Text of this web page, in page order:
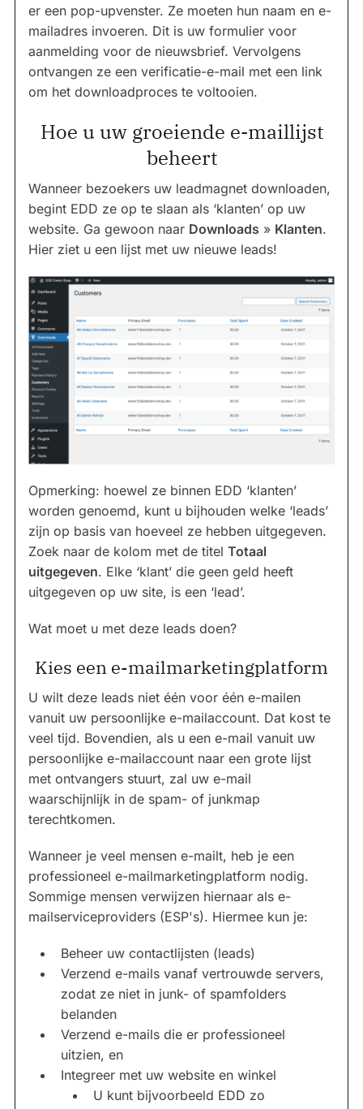
er een pop-upvenster. Ze moeten hun naam en e-
mailadres invoeren. Dit is uw formulier voor
aanmelding voor de nieuwsbrief. Vervolgens
ontvangen ze een verificatie-e-mail met een link
om het downloadproces te voltooien.
Hoe u uw groeiende e-maillijst
beheert
Wanneer bezoekers uw leadmagnet downloaden,
begint EDD ze op te slaan als ‘klanten’ op uw
website. Ga gewoon naar Downloads » Klanten.
Hier ziet u een lijst met uw nieuwe leads!
Opmerking: hoewel ze binnen EDD ‘klanten’
worden genoemd, kunt u bijhouden welke ‘leads’
zijn op basis van hoeveel ze hebben uitgegeven.
Zoek naar de kolom met de titel Totaal
uitgegeven. Elke ‘klant’ die geen geld heeft
uitgegeven op uw site, is een ‘lead’.
Wat moet u met deze leads doen?
Kies een e-mailmarketingplatform
U wilt deze leads niet één voor één e-mailen
vanuit uw persoonlijke e-mailaccount. Dat kost te
veel tijd. Bovendien, als u een e-mail vanuit uw
persoonlijke e-mailaccount naar een grote lijst
met ontvangers stuurt, zal uw e-mail
waarschijnlijk in de spam- of junkmap
terechtkomen.
Wanneer je veel mensen e-mailt, heb je een
professioneel e-mailmarketingplatform nodig.
Sommige mensen verwijzen hiernaar als e-
mailserviceproviders (ESP's). Hiermee kun je:
Beheer uw contactlijsten (leads)
Verzend e-mails vanaf vertrouwde servers,
zodat ze niet in junk- of spamfolders
belanden
Verzend e-mails die er professioneel
uitzien, en
Integreer met uw website en winkel
U kunt bijvoorbeeld EDD zo